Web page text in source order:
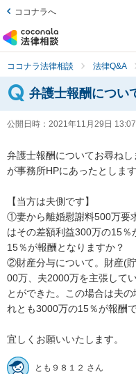
ココナラへ
ココナラ法律相談 法律Q&A
弁護士報酬につい
公開日時： 2021年11月29日 13:07
弁護士報酬についてお尋ね
が事務所HPにあったとします
【当方は夫側です】
①妻から離婚慰謝料500万要
はその差額利益300万の15
15％が報酬となりますか？
②財産分与について。財産(
00万、夫2000万を主張して
とができた。この場合は夫
れとも3000万の15％が報酬
宜しくお願いいたします。
とも９８１２ さん